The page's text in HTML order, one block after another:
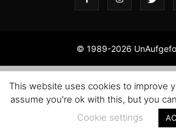
© 1989-2026
This website uses cookies to improve
assume you're ok with this, but you
Cookie settings